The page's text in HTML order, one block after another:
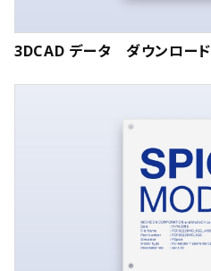
3DCAD データ ダウンロード